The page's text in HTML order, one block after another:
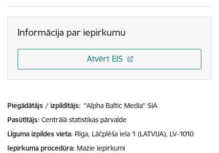
Informācija par iepirkumu
Atvērt EIS
Piegādātājs / izpildītājs: ''Alpha Baltic Media'' SIA
Pasūtītājs Centrālā statistikas pārvalde
Līguma izpildes vieta Rīga, Lāčplēša iela 1 (LATVIJA), LV-1010
Iepirkuma procedūra Mazie iepirkumi